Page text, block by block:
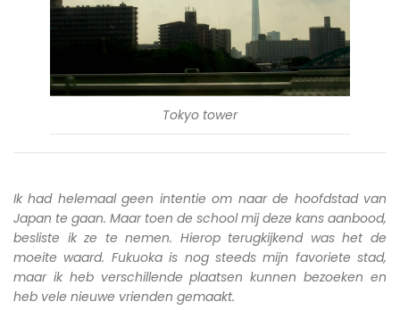
Tokyo tower
Ik had helemaal geen intentie om naar de hoofdstad van
Japan te gaan. Maar toen de school mij deze kans aanbood,
besliste ik ze te nemen. Hierop terugkijkend was het de
moeite waard. Fukuoka is nog steeds mijn favoriete stad,
maar ik heb verschillende plaatsen kunnen bezoeken en
heb vele nieuwe vrienden gemaakt.